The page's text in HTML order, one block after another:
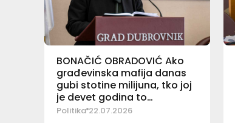
BONAČIĆ OBRADOVIĆ Ako
građevinska mafija danas
gubi stotine milijuna, tko joj
je devet godina to
omogućavao?
Politika 22.07.2026